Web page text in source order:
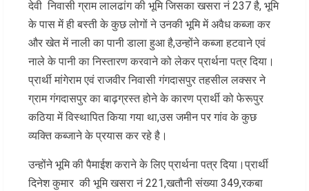
देवी निवासी ग्राम लालढांग की भूमि जिसका खसरा नं 237 है, भूमि
के पास में ही बस्ती के कुछ लोगों ने उनकी भूमि में अवैध कब्जा कर
और खेत में नाली का पानी डाला हुआ है,उन्होंने कब्जा हटवाने एवं
नाले के पानी का निस्तारण करवाने को लेकर प्रार्थना पत्र दिया।
प्रार्थी मांगेराम एवं राजवीर निवासी गंगदासपुर तहसील लक्सर ने
ग्राम गंगदासपुर का बाढ़ग्रस्त होने के कारण प्रार्थी को फेरूपुर
कठिया में विस्थापित किया गया था,उस जमीन पर गांव के कुछ
व्यक्ति कब्जाने के प्रयास कर रहे है।
उन्होंने भूमि की पैमाईश कराने के लिए प्रार्थना पत्र दिया।प्रार्थी
दिनेश कुमार की भूमि खसरा नं 221,खतौनी संख्या 349,रकबा